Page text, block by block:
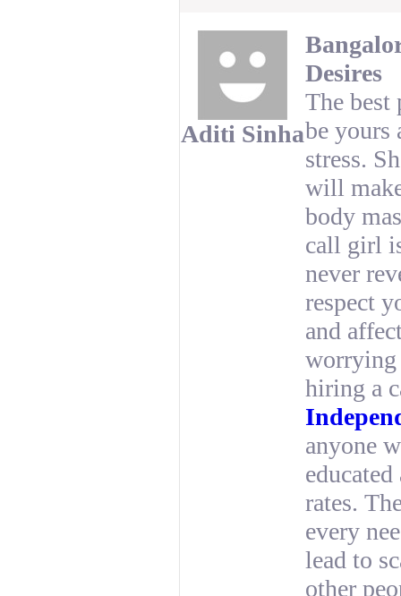
Aditi Sinha
Desires
The best
be yours
stress.
will
body
call girl
never
respect
and
worrying
hiring a
anyone
rates.
every
lead to
other